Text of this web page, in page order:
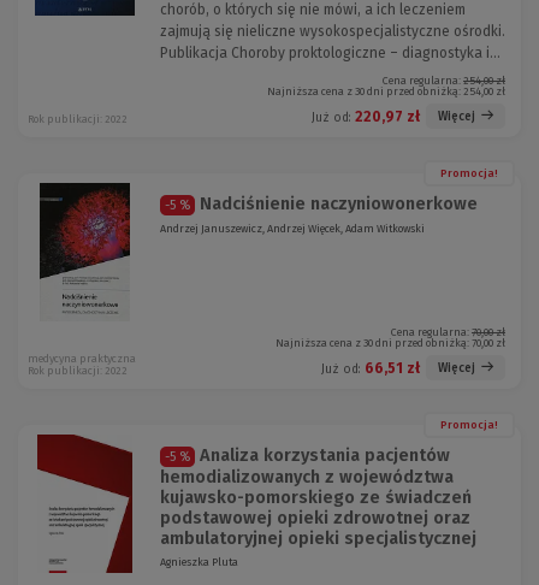
chorób, o których się nie mówi, a ich leczeniem
zajmują się nieliczne wysokospecjalistyczne ośrodki.
Publikacja Choroby proktologiczne – diagnostyka i...
Cena regularna: 254,00 zł
Najniższa cena z 30 dni przed obniżką: 254,00 zł
Już od: 220,97 zł Więcej
Rok publikacji: 2022
Promocja!
-5 % Nadciśnienie naczyniowonerkowe
Andrzej Januszewicz, Andrzej Więcek, Adam Witkowski
Cena regularna: 70,00 zł
Najniższa cena z 30 dni przed obniżką: 70,00 zł
Już od: 66,51 zł Więcej
medycyna praktyczna
Rok publikacji: 2022
Promocja!
-5 %
Analiza korzystania pacjentów
hemodializowanych z województwa
kujawsko-pomorskiego ze świadczeń
podstawowej opieki zdrowotnej oraz
ambulatoryjnej opieki specjalistycznej
Agnieszka Pluta